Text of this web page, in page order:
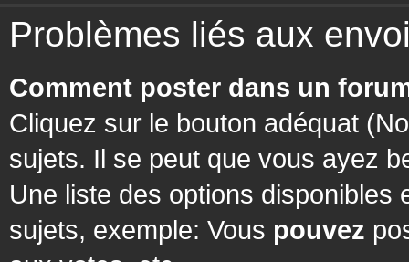
Problèmes liés aux
Comment poster dans un
Cliquez sur le bouton adéquat
sujets. Il se peut que vous ayez
Une liste des options
sujets, exemple: Vous pouvez